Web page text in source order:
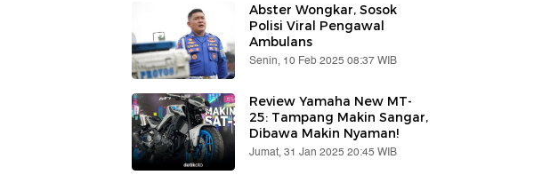
Abster Wongkar, Sosok
Polisi Viral Pengawal
Ambulans
Senin, 10 Feb 2025 08:37 WIB
Review Yamaha New MT-
25: Tampang Makin Sangar,
Dibawa Makin Nyaman!
Jumat, 31 Jan 2025 20:45 WIB